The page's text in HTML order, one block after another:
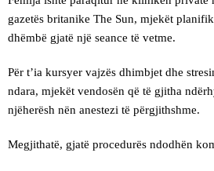
gazetës britanike The Sun, mjekët
dhëmbë gjatë një seance të vetme.
Për t’ia kursyer vajzës dhimbjet dhe
ndara, mjekët vendosën që të gjitha
njëherësh nën anestezi të përgjithshme.
Megjithatë, gjatë procedurës ndodhën